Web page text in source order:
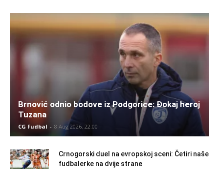
Brnović odnio bodove iz Podgorice: Đokaj heroj
Tuzana
CG Fudbal - 8 Aug 2026. 22:00
Crnogorski duel na evropskoj sceni: Četiri naše
fudbalerke na dvije strane